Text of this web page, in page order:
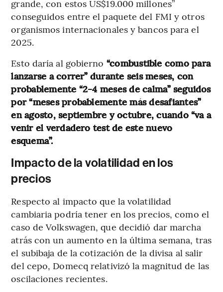
grande, con estos US$19.000 millones”
conseguidos entre el paquete del FMI y otros
organismos internacionales y bancos para el
2025.
Esto daría al gobierno “combustible como para
lanzarse a correr” durante seis meses, con
probablemente “2-4 meses de calma” seguidos
por “meses probablemente más desafiantes”
en agosto, septiembre y octubre, cuando “va a
venir el verdadero test de este nuevo
esquema”.
Impacto de la volatilidad en los
precios
Respecto al impacto que la volatilidad
cambiaria podría tener en los precios, como el
caso de Volkswagen, que decidió dar marcha
atrás con un aumento en la última semana, tras
el subibaja de la cotización de la divisa al salir
del cepo, Domecq relativizó la magnitud de las
oscilaciones recientes.